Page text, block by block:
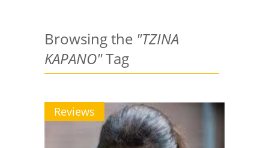
Browsing the "ΤΖΙΝΑ
ΚΑΡΑΝΟ"Tag
Reviews